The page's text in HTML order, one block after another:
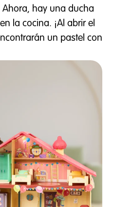
Ahora, hay una ducha
la cocina. ¡Al abrir el
un pastel con